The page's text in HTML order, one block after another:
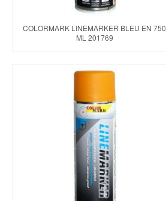
COLORMARK LINEMARKER BLEU EN 750
ML 201769